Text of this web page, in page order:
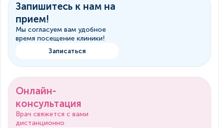
Запишитесь к нам на
прием!
Мы согласуем вам удобное
время посещение клиники!
Записаться
Онлайн-
консультация
Врач свяжется с вами
дистанционно